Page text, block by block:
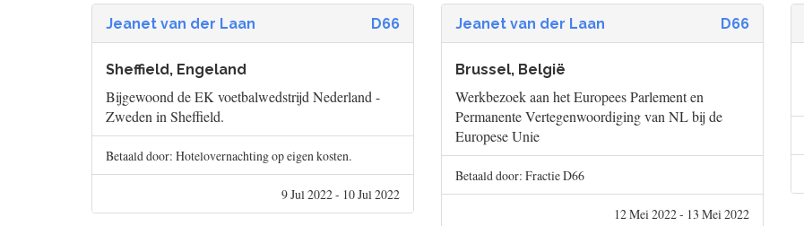
Jeanet van der Laan D66
Sheffield, Engeland
Bijgewoond de EK voetbalwedstrijd Nederland -
Zweden in Sheffield.
Betaald door: Hotelovernachting op eigen kosten.
9 Jul 2022 - 10 Jul 2022
Jeanet van der Laan D66
Brussel, België
Werkbezoek aan het Europees Parlement en
Permanente Vertegenwoordiging van NL bij de
Europese Unie
Betaald door: Fractie D66
12 Mei 2022 - 13 Mei 2022